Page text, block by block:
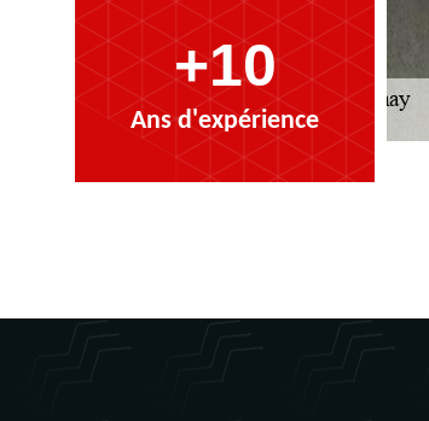
+10
Ans d'expérience